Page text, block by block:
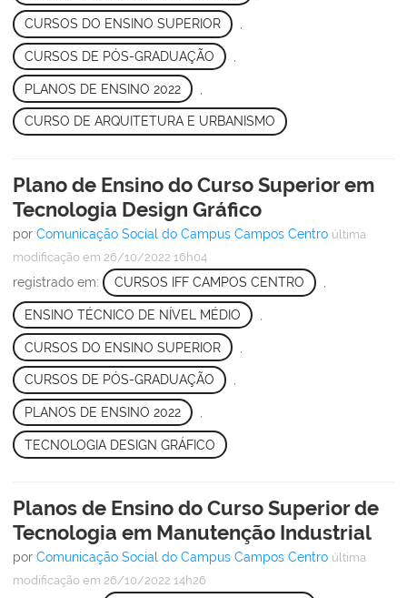
CURSOS DO ENSINO SUPERIOR ,
CURSOS DE PÓS-GRADUAÇÃO
PLANOS DE ENSINO 2022
CURSO DE ARQUITETURA E URBANISMO
Plano de Ensino do Curso Superior em
Tecnologia Design Gráfico
por Comunicação Social do Campus Campos Centro última
modificação em 26/10/2022 16h04
registrado em: CURSOS IFF CAMPOS CENTRO
ENSINO TÉCNICO DE NÍVEL MÉDIO
CURSOS DO ENSINO SUPERIOR
CURSOS DE PÓS-GRADUAÇÃO ,
PLANOS DE ENSINO 2022
TECNOLOGIA DESIGN GRÁFICO
Planos de Ensino do Curso Superior de
Tecnologia em Manutenção Industrial
por Comunicação Social do Campus Campos Centro última
modificação em 26/10/2022 14h26